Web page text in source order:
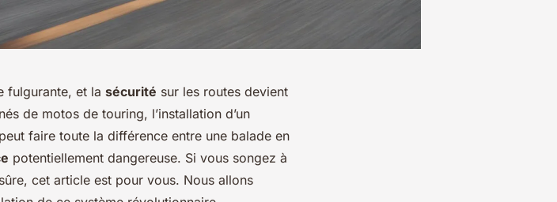
fulgurante, et la sécurité sur les routes devient
de motos de touring, l’installation d’un
peut faire toute la différence entre une balade en
potentiellement dangereuse. Si vous songez à
cet article est pour vous. Nous allons